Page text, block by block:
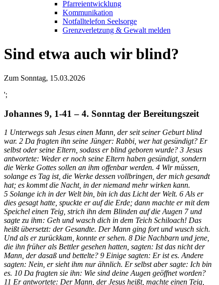
Pfarreientwicklung
Kommunikation
Notfalltelefon Seelsorge
Grenzverletzung & Gewalt melden
Sind etwa auch wir blind?
Zum Sonntag, 15.03.2026
';
Johannes 9, 1-41 – 4. Sonntag der Bereitungszeit
1 Unterwegs sah Jesus einen Mann, der seit seiner Geburt blind
war. 2 Da fragten ihn seine Jünger: Rabbi, wer hat gesündigt? Er
selbst oder seine Eltern, sodass er blind geboren wurde? 3 Jesus
antwortete: Weder er noch seine Eltern haben gesündigt, sondern
die Werke Gottes sollen an ihm offenbar werden. 4 Wir müssen,
solange es Tag ist, die Werke dessen vollbringen, der mich gesandt
hat; es kommt die Nacht, in der niemand mehr wirken kann.
5 Solange ich in der Welt bin, bin ich das Licht der Welt. 6 Als er
dies gesagt hatte, spuckte er auf die Erde; dann machte er mit dem
Speichel einen Teig, strich ihn dem Blinden auf die Augen 7 und
sagte zu ihm: Geh und wasch dich in dem Teich Schiloach! Das
heißt übersetzt: der Gesandte. Der Mann ging fort und wusch sich.
Und als er zurückkam, konnte er sehen. 8 Die Nachbarn und jene,
die ihn früher als Bettler gesehen hatten, sagten: Ist das nicht der
Mann, der dasaß und bettelte? 9 Einige sagten: Er ist es. Andere
sagten: Nein, er sieht ihm nur ähnlich. Er selbst aber sagte: Ich bin
es. 10 Da fragten sie ihn: Wie sind deine Augen geöffnet worden?
11 Er antwortete: Der Mann, der Jesus heißt, machte einen Teig,